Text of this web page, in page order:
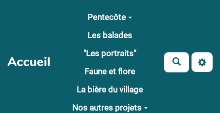
Aller au contenu principal
Accueil
Pentecôte
Les balades
"Les portraits"
Faune et flore
La bière du village
Nos autres projets